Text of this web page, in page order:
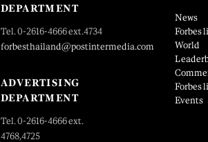
DEPARTMENT
Tel. 0-2616-4666 ext.4734
forbesthailand@postintermedia.com
ADVERTISING
DEPARTMENT
Tel. 0-2616-4666 ext.
4768,4725
News
Forbes
World
Forbes
Events